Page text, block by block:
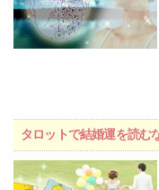
タロットで結婚運を読む